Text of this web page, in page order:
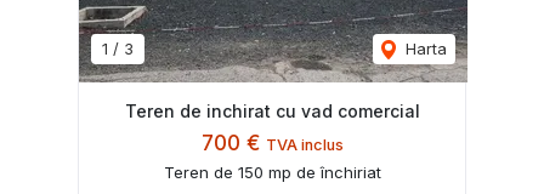
1 / 3 Harta
Teren de inchirat cu vad comercial
700 € TVA inclus
Teren de 150 mp de închiriat